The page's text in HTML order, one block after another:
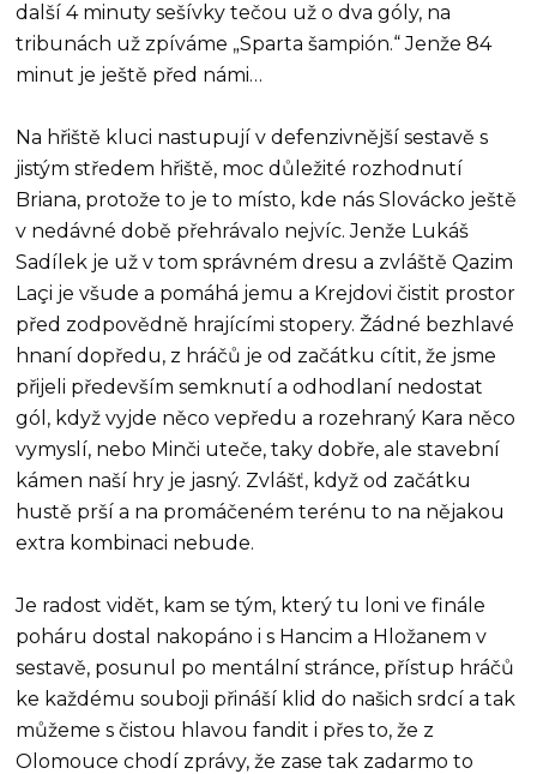
další 4 minuty sešívky tečou už o dva góly, na
tribunách už zpíváme „Sparta šampión.“ Jenže 84
minut je ještě před námi…
Na hřiště kluci nastupují v defenzivnější sestavě s
jistým středem hřiště, moc důležité rozhodnutí
Briana, protože to je to místo, kde nás Slovácko ještě
v nedávné době přehrávalo nejvíc. Jenže Lukáš
Sadílek je už v tom správném dresu a zvláště Qazim
Laçi je všude a pomáhá jemu a Krejdovi čistit prostor
před zodpovědně hrajícími stopery. Žádné bezhlavé
hnaní dopředu, z hráčů je od začátku cítit, že jsme
přijeli především semknutí a odhodlaní nedostat
gól, když vyjde něco vepředu a rozehraný Kara něco
vymyslí, nebo Minči uteče, taky dobře, ale stavební
kámen naší hry je jasný. Zvlášť, když od začátku
hustě prší a na promáčeném terénu to na nějakou
extra kombinaci nebude.
Je radost vidět, kam se tým, který tu loni ve finále
poháru dostal nakopáno i s Hancim a Hložanem v
sestavě, posunul po mentální stránce, přístup hráčů
ke každému souboji přináší klid do našich srdcí a tak
můžeme s čistou hlavou fandit i přes to, že z
Olomouce chodí zprávy, že zase tak zadarmo to